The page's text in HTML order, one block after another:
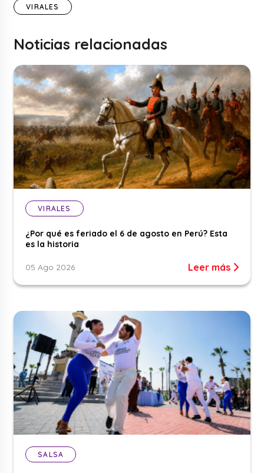
VIRALES
Noticias relacionadas
VIRALES
¿Por qué es feriado el 6 de agosto en Perú? Esta
es la historia
05 Ago 2026 Leer más
SALSA